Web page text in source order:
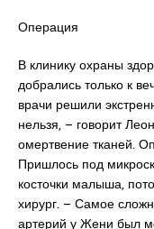
Операция
В клинику охраны
добрались только к
врачи решили
нельзя, – говорит
омертвение тканей.
Пришлось под
косточки малыша,
хирург. – Самое
артерий у Жени был